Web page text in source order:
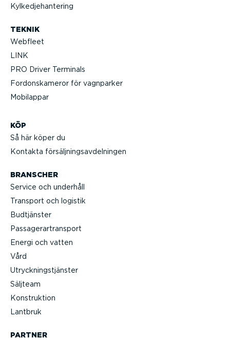
Kylked­je­han­tering
TEKNIK
Webfleet
LINK
PRO Driver Terminals
Fordonska­meror för vagnparker
Mobilappar
KÖP
Så här köper du
Kontakta försälj­nings­av­del­ningen
BRANSCHER
Service och underhåll
Transport och logistik
Budtjänster
Passa­gerar­transport
Energi och vatten
Vård
Utryck­nings­tjänster
Säljteam
Konstruktion
Lantbruk
PARTNER